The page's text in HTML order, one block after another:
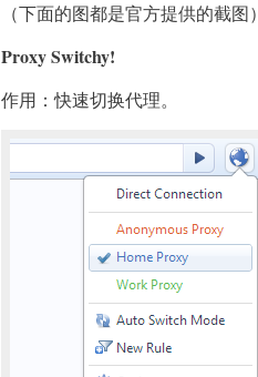
（下面的图都是官方提供的截图）
Proxy Switchy!
作用：快速切换代理。